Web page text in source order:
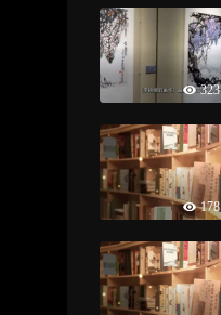
323
178